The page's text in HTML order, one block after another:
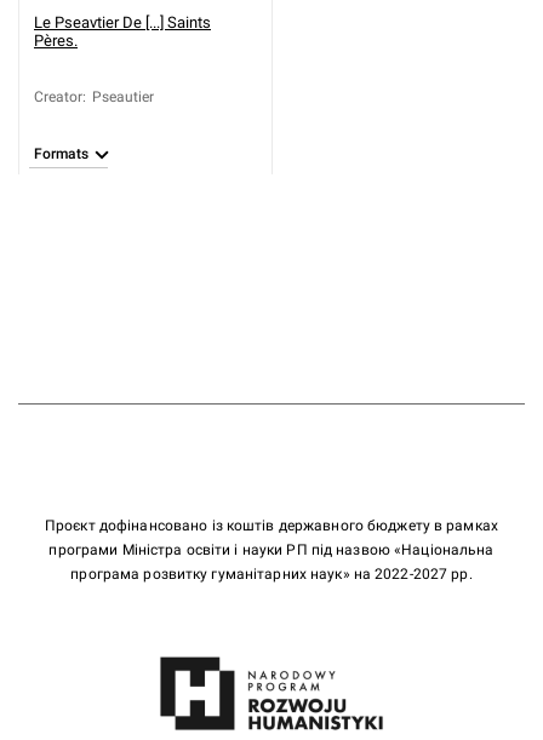
Le Pseavtier De [...] Saints
Pères.
Creator: Pseautier
Formats
Проєкт дофінансовано із коштів державного бюджету в рамках
програми Міністра освіти і науки РП під назвою «Національна
програма розвитку гуманітарних наук» на 2022-2027 рр.